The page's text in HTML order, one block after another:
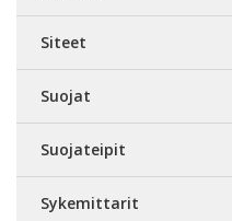
Siteet
Suojat
Suojateipit
Sykemittarit